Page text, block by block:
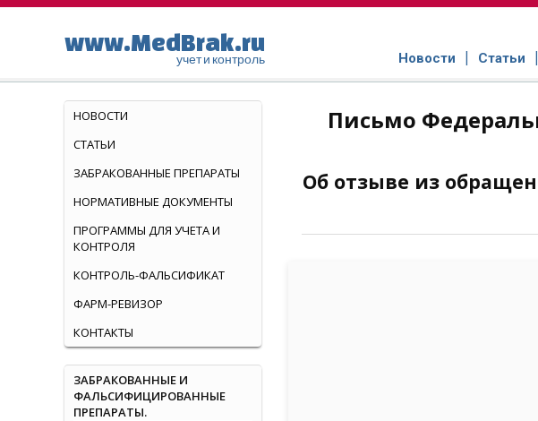
www.MedBrak.ru
учет и контроль Новости Статьи
Письмо
Об отзыве из
НОВОСТИ
СТАТЬИ
ЗАБРАКОВАННЫЕ ПРЕПАРАТЫ
НОРМАТИВНЫЕ ДОКУМЕНТЫ
ПРОГРАММЫ ДЛЯ УЧЕТА И
КОНТРОЛЯ
КОНТРОЛЬ-ФАЛЬСИФИКАТ
ФАРМ-РЕВИЗОР
КОНТАКТЫ
ЗАБРАКОВАННЫЕ И
ФАЛЬСИФИЦИРОВАННЫЕ
ПРЕПАРАТЫ.